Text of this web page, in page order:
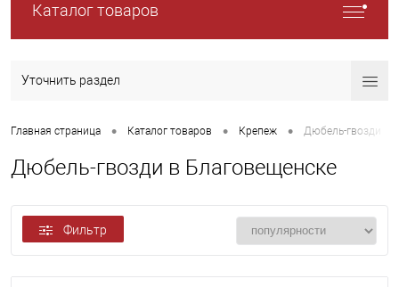
Каталог товаров
Уточнить раздел
Главная страница • Каталог товаров • Крепеж • Дюбель-гвозди
Дюбель-гвозди в Благовещенске
Фильтр